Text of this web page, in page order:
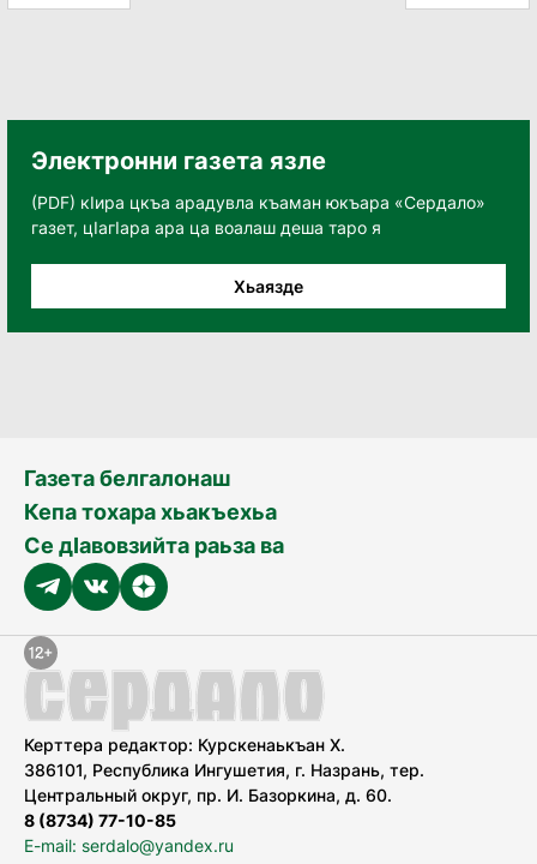
Электронни газета язле
(PDF) кӀира цкъа арадувла къаман юкъара «Сердало»
газет, цӀагӀара ара ца воалаш деша таро я
Хьаязде
Газета белгалонаш
Кепа тохара хьакъехьа
Се дӀавовзийта раьза ва
Керттера редактор: Курскенаькъан Х.
386101, Республика Ингушетия, г. Назрань, тер.
Центральный округ, пр. И. Базоркина, д. 60.
8 (8734) 77-10-85
E-mail: serdalo@yandex.ru